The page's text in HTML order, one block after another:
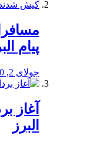
پیام
جولای 2, 2020
آغاز
البرز